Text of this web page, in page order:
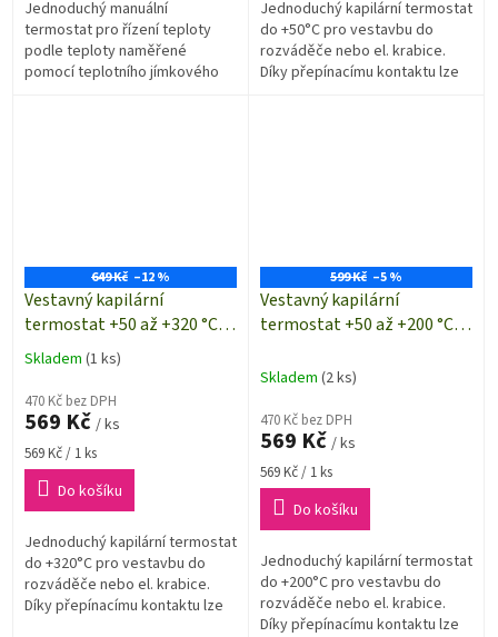
Jednoduchý manuální
termostat pro řízení teploty
podle teploty naměřené
pomocí teplotního jímkového
Jednoduchý kapilární termostat
do +50°C pro vestavbu do
rozváděče nebo el. krabice.
Díky přepínacímu kontaktu lze
649 Kč –12 %
Vestavný kapilární
termostat +50 až +320 °C |
Sygonix SY-5044430
Průměrné
produktu
je
1,0
z
hvězdiček.
Skladem (1 ks)
470 Kč bez DPH
569 Kč / ks
Měrná
cena:
569 Kč / 1 ks
Do košíku
Jednoduchý kapilární termostat
do +320°C pro vestavbu do
rozváděče nebo el. krabice.
Díky přepínacímu kontaktu lze
599 Kč –5 %
Vestavný kapilární
termostat +50 až +200 °C |
Skladem (2 ks)
470 Kč bez DPH
569 Kč / ks
Měrná
cena:
569 Kč / 1 ks
Do košíku
Jednoduchý kapilární termostat
do +200°C pro vestavbu do
rozváděče nebo el. krabice.
Díky přepínacímu kontaktu lze